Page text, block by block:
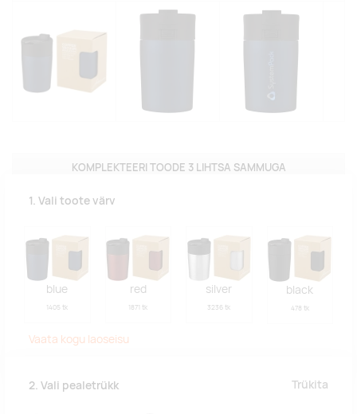
KOMPLEKTEERI TOODE 3 LIHTSA SAMMUGA
1. Vali toote värv
blue
1405 tk
red
1871 tk
silver
3236 tk
black
478 tk
Vaata kogu laoseisu
2. Vali pealetrükk Trükita